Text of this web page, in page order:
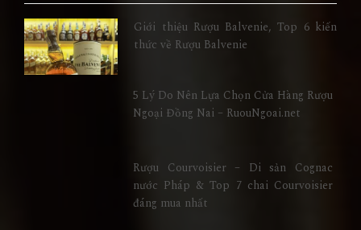
Giới thiệu Rượu Balvenie, Top 6 kiến
thức về Rượu Balvenie
5 Lý Do Nên Lựa Chọn Cửa Hàng Rượu
Ngoại Đồng Nai – RuouNgoai.net
Rượu Courvoisier – Di sản Cognac
nước Pháp & Top 7 chai Courvoisier
đáng mua nhất